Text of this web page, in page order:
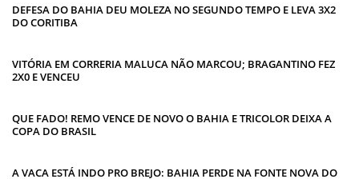
DEFESA DO BAHIA DEU MOLEZA NO SEGUNDO TEMPO E LEVA 3X2
DO CORITIBA
VITÓRIA EM CORRERIA MALUCA NÃO MARCOU; BRAGANTINO FEZ
2X0 E VENCEU
QUE FADO! REMO VENCE DE NOVO O BAHIA E TRICOLOR DEIXA A
COPA DO BRASIL
A VACA ESTÁ INDO PRO BREJO: BAHIA PERDE NA FONTE NOVA DO